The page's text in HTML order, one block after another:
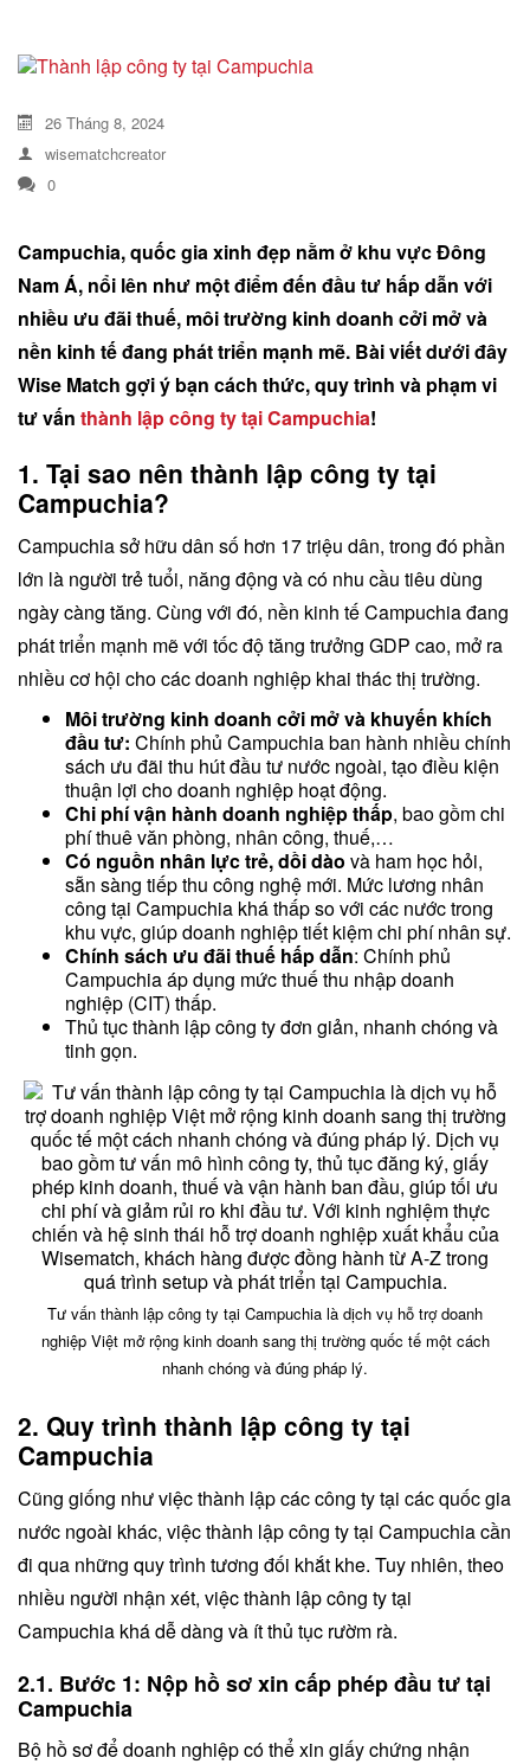
26 Tháng 8, 2024
wisematchcreator
0
Campuchia, quốc gia xinh đẹp nằm ở khu vực Đông
Nam Á, nổi lên như một điểm đến đầu tư hấp dẫn với
nhiều ưu đãi thuế, môi trường kinh doanh cởi mở và
nền kinh tế đang phát triển mạnh mẽ. Bài viết dưới đây
Wise Match gợi ý bạn cách thức, quy trình và phạm vi
tư vấn thành lập công ty tại Campuchia!
1. Tại sao nên thành lập công ty tại
Campuchia?
Campuchia sở hữu dân số hơn 17 triệu dân, trong đó phần
lớn là người trẻ tuổi, năng động và có nhu cầu tiêu dùng
ngày càng tăng. Cùng với đó, nền kinh tế Campuchia đang
phát triển mạnh mẽ với tốc độ tăng trưởng GDP cao, mở ra
nhiều cơ hội cho các doanh nghiệp khai thác thị trường.
Môi trường kinh doanh cởi mở và khuyến khích
đầu tư: Chính phủ Campuchia ban hành nhiều chính
sách ưu đãi thu hút đầu tư nước ngoài, tạo điều kiện
thuận lợi cho doanh nghiệp hoạt động.
Chi phí vận hành doanh nghiệp thấp, bao gồm chi
phí thuê văn phòng, nhân công, thuế,…
Có nguồn nhân lực trẻ, dồi dào và ham học hỏi,
sẵn sàng tiếp thu công nghệ mới. Mức lương nhân
công tại Campuchia khá thấp so với các nước trong
khu vực, giúp doanh nghiệp tiết kiệm chi phí nhân sự.
Chính sách ưu đãi thuế hấp dẫn: Chính phủ
Campuchia áp dụng mức thuế thu nhập doanh
nghiệp (CIT) thấp.
Thủ tục thành lập công ty đơn giản, nhanh chóng và
tinh gọn.
Tư vấn thành lập công ty tại Campuchia là dịch vụ hỗ trợ doanh
nghiệp Việt mở rộng kinh doanh sang thị trường quốc tế một cách
nhanh chóng và đúng pháp lý.
2. Quy trình thành lập công ty tại
Campuchia
Cũng giống như việc thành lập các công ty tại các quốc gia
nước ngoài khác, việc thành lập công ty tại Campuchia cần
đi qua những quy trình tương đối khắt khe. Tuy nhiên, theo
nhiều người nhận xét, việc thành lập công ty tại
Campuchia khá dễ dàng và ít thủ tục rườm rà.
2.1. Bước 1: Nộp hồ sơ xin cấp phép đầu tư tại
Campuchia
Bộ hồ sơ để doanh nghiệp có thể xin giấy chứng nhận